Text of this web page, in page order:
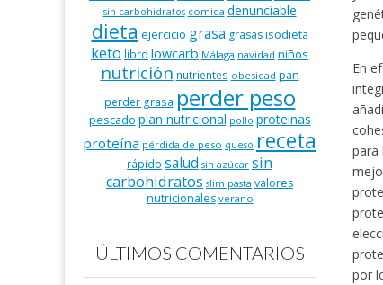
En
para
por
sin carbohidratos comida denunciable
dieta ejercicio grasa grasas isodieta
keto libro lowcarb Málaga navidad niños
nutrición nutrientes obesidad pan
perder grasa perder peso
pescado plan nutricional pollo proteinas
proteína pérdida de peso queso receta
rápido salud sin azúcar sin
carbohidratos slim pasta valores
nutricionales verano
ÚLTIMOS COMENTARIOS